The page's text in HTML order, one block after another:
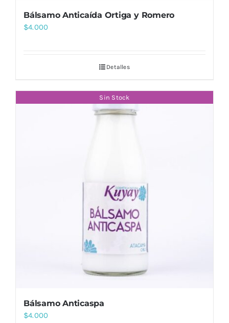
Bálsamo Anticaída Ortiga y Romero
$4.000
Detalles
Sin Stock
Bálsamo Anticaspa
$4.000